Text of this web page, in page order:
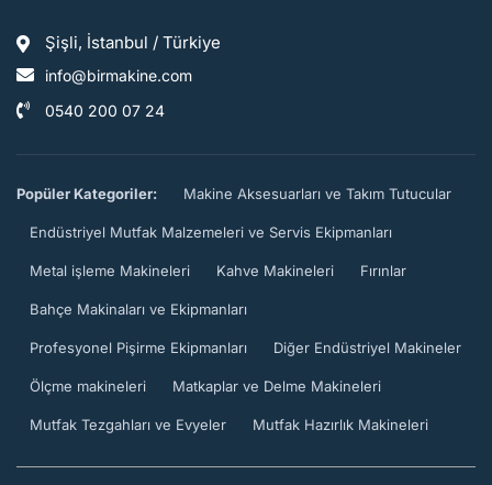
Şişli, İstanbul / Türkiye
info@birmakine.com
0540 200 07 24
Popüler Kategoriler: Makine Aksesuarları ve Takım Tutucular
Endüstriyel Mutfak Malzemeleri ve Servis Ekipmanları
Metal işleme Makineleri Kahve Makineleri Fırınlar
Bahçe Makinaları ve Ekipmanları
Profesyonel Pişirme Ekipmanları Diğer Endüstriyel Makineler
Ölçme makineleri Matkaplar ve Delme Makineleri
Mutfak Tezgahları ve Evyeler Mutfak Hazırlık Makineleri